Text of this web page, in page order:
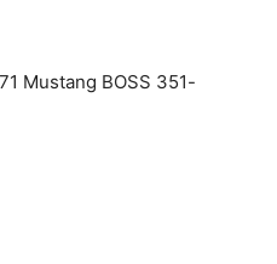
Mustang BOSS 351-